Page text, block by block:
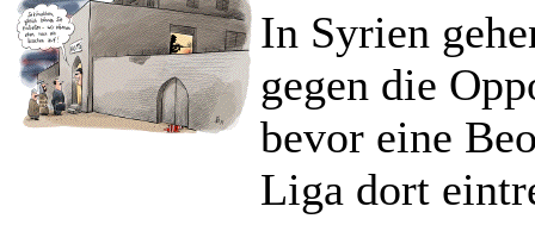
In Syrien
gegen die
bevor eine
Liga dort